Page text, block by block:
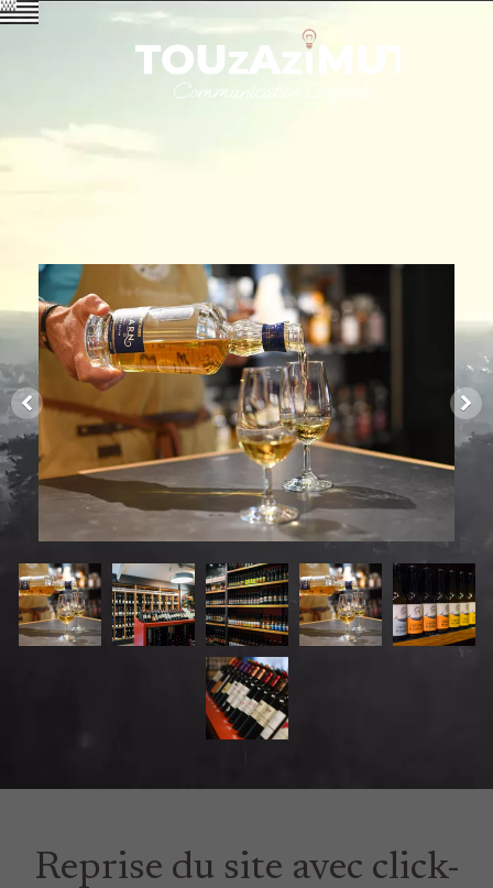
Reprise du site avec click-